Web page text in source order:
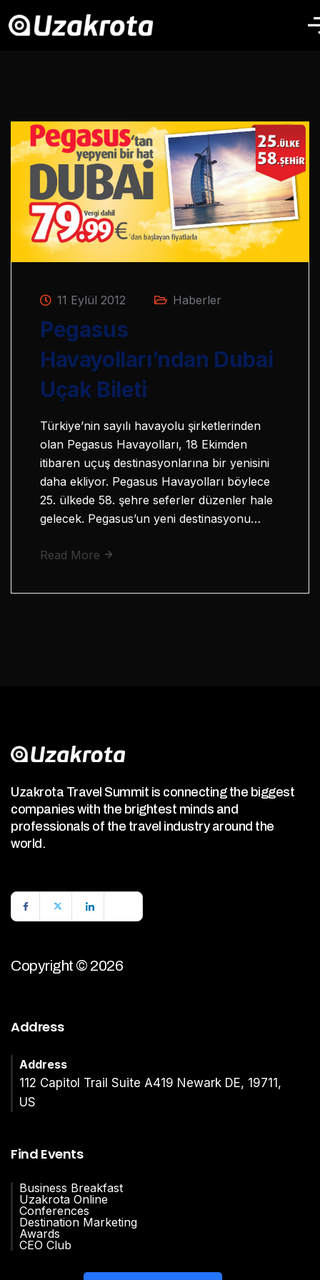
11 Eylül 2012 Haberler
Pegasus
Havayolları’ndan Dubai
Uçak Bileti
Türkiye’nin sayılı havayolu şirketlerinden
olan Pegasus Havayolları, 18 Ekimden
itibaren uçuş destinasyonlarına bir yenisini
daha ekliyor. Pegasus Havayolları böylece
25. ülkede 58. şehre seferler düzenler hale
gelecek. Pegasus’un yeni destinasyonu…
Read More
Uzakrota Travel Summit is connecting the biggest
companies with the brightest minds and
professionals of the travel industry around the
world.
Copyright © 2026
Address
Address
112 Capitol Trail Suite A419 Newark DE, 19711,
US
Find Events
Business Breakfast
Uzakrota Online
Conferences
Destination Marketing
Awards
CEO Club